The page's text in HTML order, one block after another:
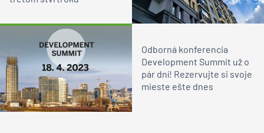
Odborná konferencia
Development Summit už o
pár dní! Rezervujte si svoje
mieste ešte dnes